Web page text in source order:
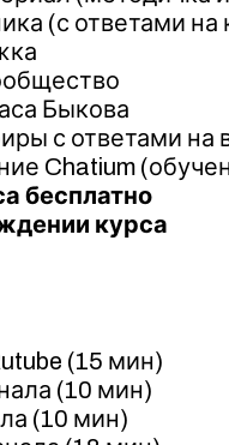
(с ответами
Быкова
с ответами на
Chatium
бесплатно
курса
(15 мин)
(10 мин)
(10 мин)